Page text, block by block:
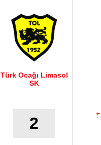
Türk Ocağı Limasol
SK
2